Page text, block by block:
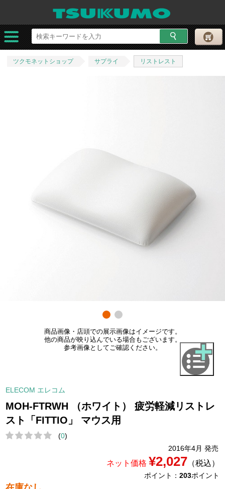
ツクモネットショップ サプライ リストレスト
商品画像・店頭での展示画像はイメージです。
他の商品が映り込んでいる場合もございます。
参考画像としてご確認ください。
ELECOM エレコム
MOH-FTRWH （ホワイト） 疲労軽減リストレ
スト「FITTIO」 マウス用
(0)
2016年4月 発売
ネット価格 ¥2,027 （税込）
ポイント： 203ポイント